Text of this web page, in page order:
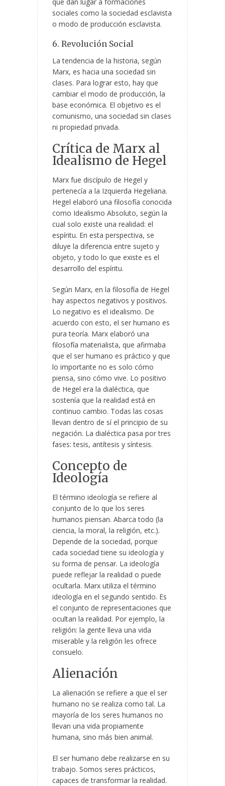
que dan lugar a formaciones
sociales como la sociedad esclavista
o modo de producción esclavista.
6. Revolución Social
La tendencia de la historia, según
Marx, es hacia una sociedad sin
clases. Para lograr esto, hay que
cambiar el modo de producción, la
base económica. El objetivo es el
comunismo, una sociedad sin clases
ni propiedad privada.
Crítica de Marx al
Idealismo de Hegel
Marx fue discípulo de Hegel y
pertenecía a la Izquierda Hegeliana.
Hegel elaboró una filosofía conocida
como Idealismo Absoluto, según la
cual solo existe una realidad: el
espíritu. En esta perspectiva, se
diluye la diferencia entre sujeto y
objeto, y todo lo que existe es el
desarrollo del espíritu.
Según Marx, en la filosofía de Hegel
hay aspectos negativos y positivos.
Lo negativo es el idealismo. De
acuerdo con esto, el ser humano es
pura teoría. Marx elaboró una
filosofía materialista, que afirmaba
que el ser humano es práctico y que
lo importante no es solo cómo
piensa, sino cómo vive. Lo positivo
de Hegel era la dialéctica, que
sostenía que la realidad está en
continuo cambio. Todas las cosas
llevan dentro de sí el principio de su
negación. La dialéctica pasa por tres
fases: tesis, antítesis y síntesis.
Concepto de
Ideología
El término ideología se refiere al
conjunto de lo que los seres
humanos piensan. Abarca todo (la
ciencia, la moral, la religión, etc.).
Depende de la sociedad, porque
cada sociedad tiene su ideología y
su forma de pensar. La ideología
puede reflejar la realidad o puede
ocultarla. Marx utiliza el término
ideología en el segundo sentido. Es
el conjunto de representaciones que
ocultan la realidad. Por ejemplo, la
religión: la gente lleva una vida
miserable y la religión les ofrece
consuelo.
Alienación
La alienación se refiere a que el ser
humano no se realiza como tal. La
mayoría de los seres humanos no
llevan una vida propiamente
humana, sino más bien animal.
El ser humano debe realizarse en su
trabajo. Somos seres prácticos,
capaces de transformar la realidad.